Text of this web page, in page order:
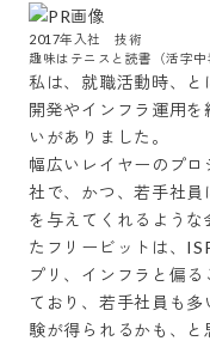
2017年入社　技術
趣味はテニスと読書（活字中
私は、就職活動時、と
開発やインフラ運用
いがありました。
幅広いレイヤーのプ
社で、かつ、若手社
を与えてくれるよう
たフリービットは、
プリ、インフラと偏
ており、若手社員も
験が得られるかも、と